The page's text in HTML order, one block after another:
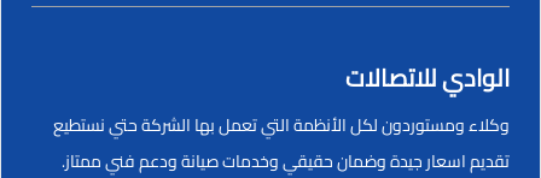
الوادي للاتصالات
وكلاء ومستوردون لكل الأنظمة التي تعمل بها الشركة حتي نستطيع
تقديم اسعار جيدة وضمان حقيقي وخدمات صيانة ودعم فني ممتاز.